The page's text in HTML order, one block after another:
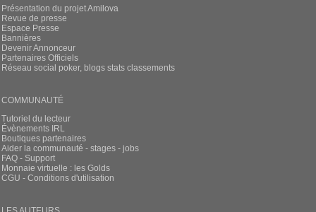
Présentation du projet Amilova
Revue de presse
Espace Presse
Bannières
Devenir Annonceur
Partenaires Officiels
Réseau social poker, blogs stats classements
COMMUNAUTÉ
Tutoriel du lecteur
Évènements IRL
Boutiques partenaires
Aider la communauté - stages - jobs
FAQ - Support
Monnaie virtuelle : les Golds
CGU - Conditions d'utilisation